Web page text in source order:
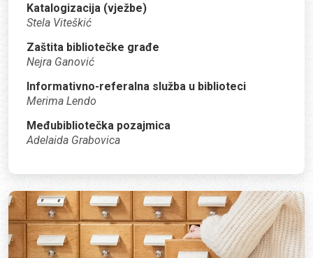
Katalogizacija (vježbe)
Stela Viteškić
Zaštita bibliotečke građe
Nejra Ganović
Informativno-referalna služba u biblioteci
Merima Lendo
Međubibliotečka pozajmica
Adelaida Grabovica